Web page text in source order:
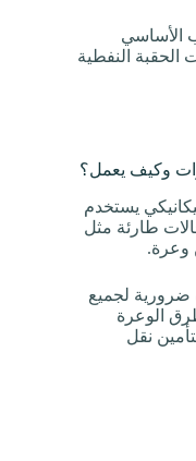
الأساسي
عام 1946 حين بدأت الحقبة النفطية
وكيف يعمل؟
يستخدم
طارئة مثل
وعرة.
ضرورية لجميع
الوعرة
نقل